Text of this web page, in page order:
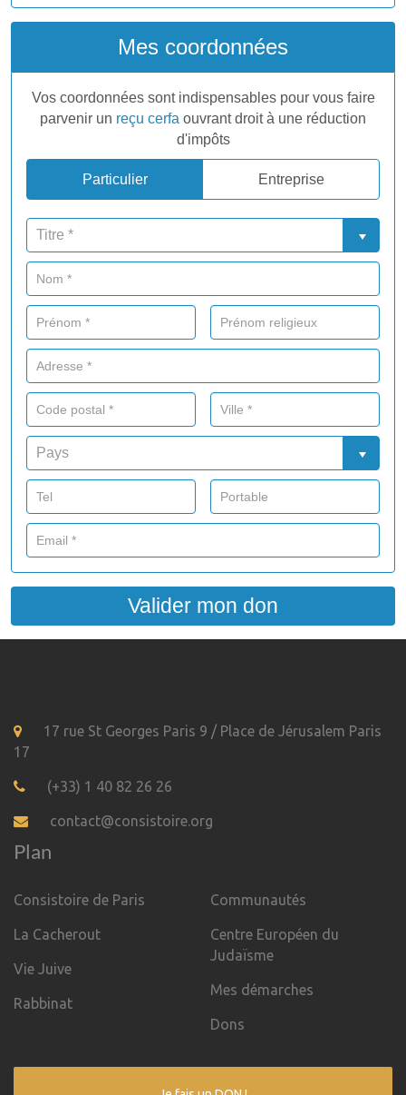
Mes coordonnées
Vos coordonnées sont indispensables pour vous faire
parvenir un reçu cerfa ouvrant droit à une réduction
d'impôts
Particulier Entreprise
Valider mon don
17 rue St Georges Paris 9 / Place de Jérusalem Paris
17
(+33) 1 40 82 26 26
contact@consistoire.org
Plan
Consistoire de Paris
La Cacherout
Vie Juive
Rabbinat
Communautés
Centre Européen du
Judaïsme
Mes démarches
Dons